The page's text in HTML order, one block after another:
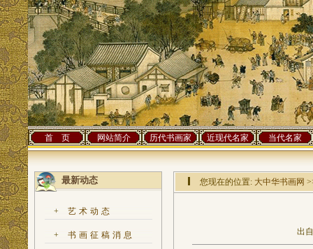
首 页 网站简介 历代书画家 近现代名家 当代名家
最新动态
+ 艺术动态
+ 书画征稿消息
您现在的位置: 大中华书画网
出